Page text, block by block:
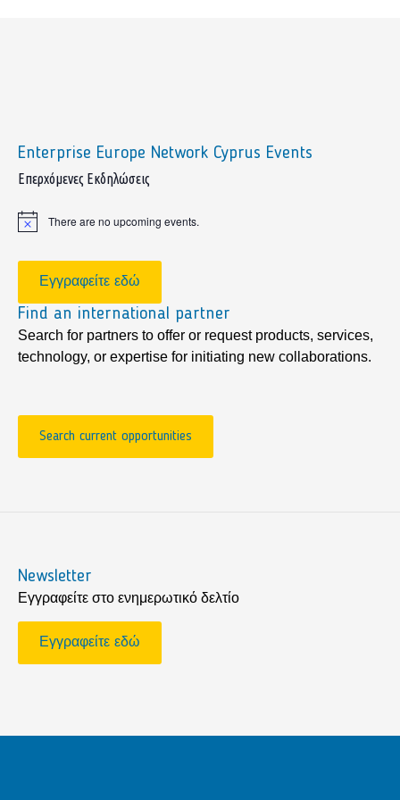
Enterprise Europe Network Cyprus Events
sidebar
Επερχόμενες Εκδηλώσεις
Notice There are no upcoming events.
Εγγραφείτε εδώ
Find an international partner
Search for partners to offer or request products, services,
technology, or expertise for initiating new collaborations.
Search current opportunities
Newsletter
Εγγραφείτε στο ενημερωτικό δελτίο
Εγγραφείτε εδώ